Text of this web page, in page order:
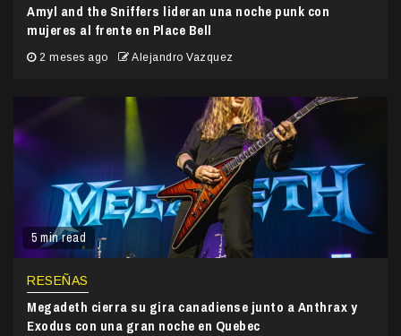
Amyl and the Sniffers lideran una noche punk con
mujeres al frente en Place Bell
2 meses ago Alejandro Vazquez
5 min read
RESEÑAS
Megadeth cierra su gira canadiense junto a Anthrax y
Exodus con una gran noche en Quebec